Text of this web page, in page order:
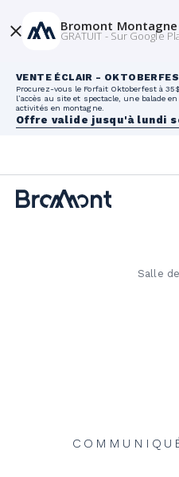
VENTE ÉCLAIR -
Procurez-vous le Forfait Oktoberfest à
l’accès au site et spectacle, une balade
activités en montagne.
Offre valide jusqu'à lundi
Salle
Bromont Montagne
GRATUIT - Sur Google